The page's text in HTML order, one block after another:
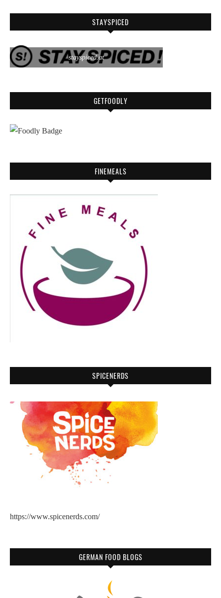
STAYSPICED
stayspiced.at
GETFOODLY
FINEMEALS
SPICENERDS
https://www.spicenerds.com/
GERMAN FOOD BLOGS